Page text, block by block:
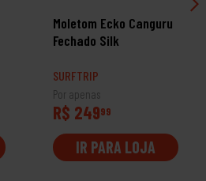
Moletom Ecko Canguru
Fechado Silk
SURFTRIP
Por apenas
R$ 24999
IR PARA LOJA